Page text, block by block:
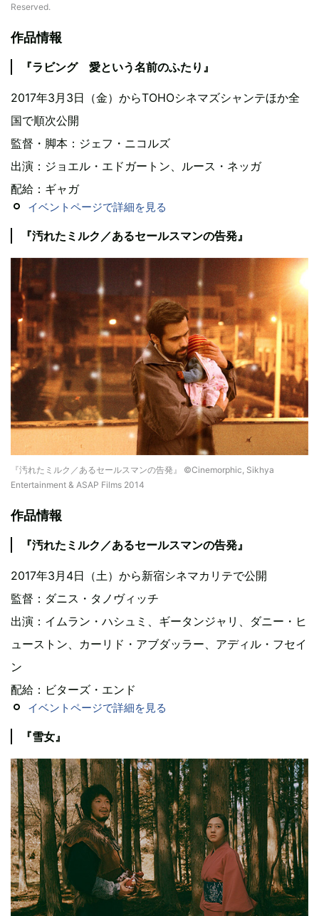
Reserved.
作品情報
『ラビング 愛という名前のふたり』
2017年3月3日（金）からTOHOシネマズシャンテほか全
国で順次公開
監督・脚本：ジェフ・ニコルズ
出演：ジョエル・エドガートン、ルース・ネッガ
配給：ギャガ
イベントページで詳細を見る
『汚れたミルク／あるセールスマンの告発』
『汚れたミルク／あるセールスマンの告発』 ©Cinemorphic, Sikhya
Entertainment & ASAP Films 2014
作品情報
『汚れたミルク／あるセールスマンの告発』
2017年3月4日（土）から新宿シネマカリテで公開
監督：ダニス・タノヴィッチ
出演：イムラン・ハシュミ、ギータンジャリ、ダニー・ヒ
ューストン、カーリド・アブダッラー、アディル・フセイ
ン
配給：ビターズ・エンド
イベントページで詳細を見る
『雪女』